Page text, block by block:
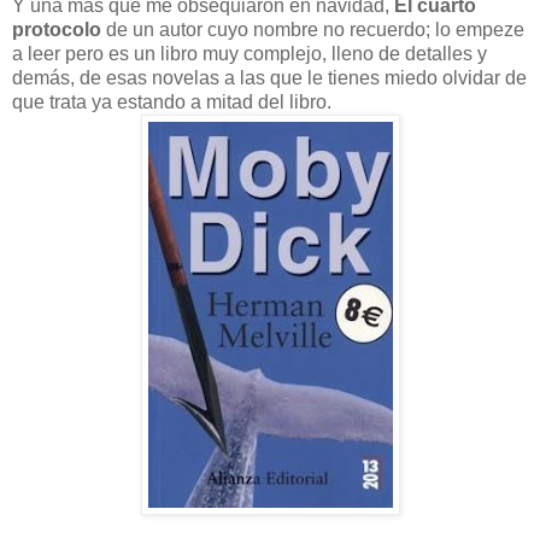
Y una más que me obsequiaron en navidad, El cuarto
protocolo de un autor cuyo nombre no recuerdo; lo empeze
a leer pero es un libro muy complejo, lleno de detalles y
demás, de esas novelas a las que le tienes miedo olvidar de
que trata ya estando a mitad del libro.